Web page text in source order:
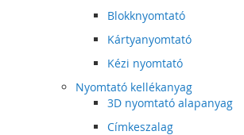
Blokknyomtató
Kártyanyomtató
Kézi nyomtató
Nyomtató kellékanyag
3D nyomtató alapanyag
Címkeszalag